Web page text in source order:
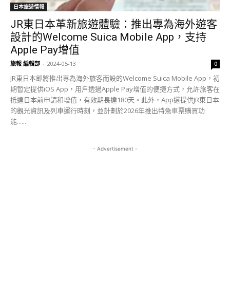
日本旅遊情報
JR東日本革新旅遊體驗：推出專為海外遊客
設計的Welcome Suica Mobile App，支持
Apple Pay增值
旅報 編輯部 - 2024-05-13 0
JR東日本即將推出專為海外旅客而設的Welcome Suica Mobile App，初
期暫定提供iOS App，用戶透過Apple Pay增值的便捷方式，允許旅客在
抵達日本前申請和增值，有效期長達180天。此外，App還提供JR東日本
的觀光資訊及列車運行時刻，並計劃於2026年推出特急車票購買功
能......
- Advertisement -